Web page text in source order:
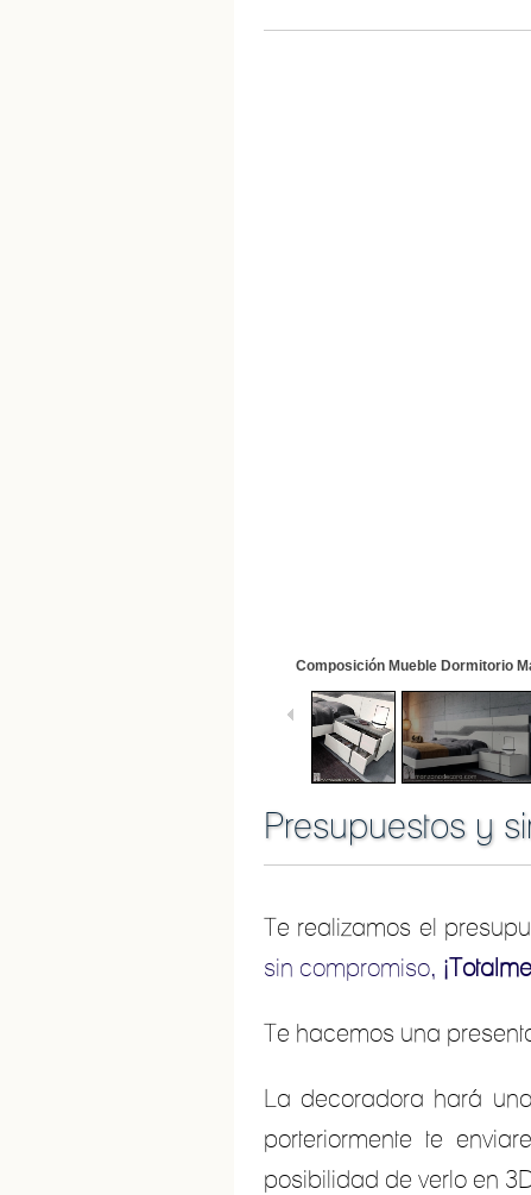
Composición Mueble Dormitorio
Presupuestos y
Te realizamos el
sin compromiso,
Te hacemos una
La decoradora hará
porteriormente te
posibilidad de verlo en